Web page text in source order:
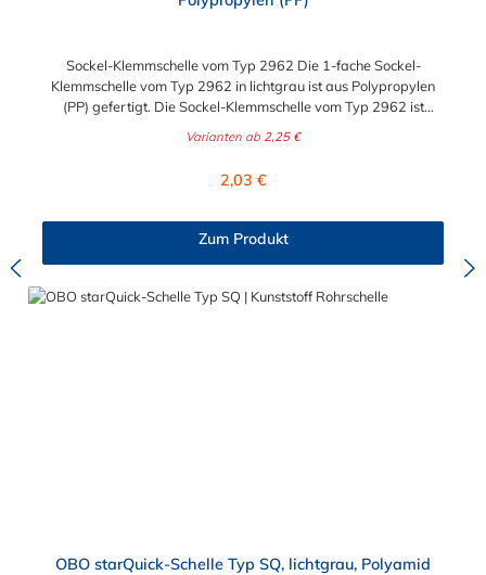
Sockel-Klemmschelle vom Typ 2962 Die 1-fache Sockel-
Klemmschelle vom Typ 2962 in lichtgrau ist aus Polypropylen
(PP) gefertigt. Die Sockel-Klemmschelle vom Typ 2962 ist
Durchmesser der Sockel-Klemmschelle variiert zwischen 8 mm
Varianten ab 2,25 €
Regulärer Preis:
2,03 €
Zum Produkt
OBO starQuick-Schelle Typ SQ, lichtgrau, Polyamid